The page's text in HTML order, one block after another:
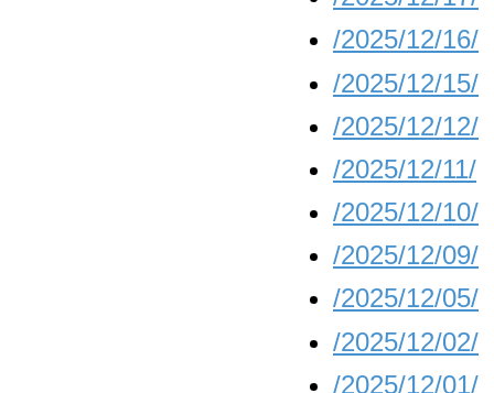
/2025/12/16/
/2025/12/15/
/2025/12/12/
/2025/12/11/
/2025/12/10/
/2025/12/09/
/2025/12/05/
/2025/12/02/
/2025/12/01/